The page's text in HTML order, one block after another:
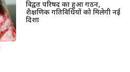
विद्वत परिषद का हुआ गठन,
शैक्षणिक गतिविधियों को मिलेगी नई
दिशा